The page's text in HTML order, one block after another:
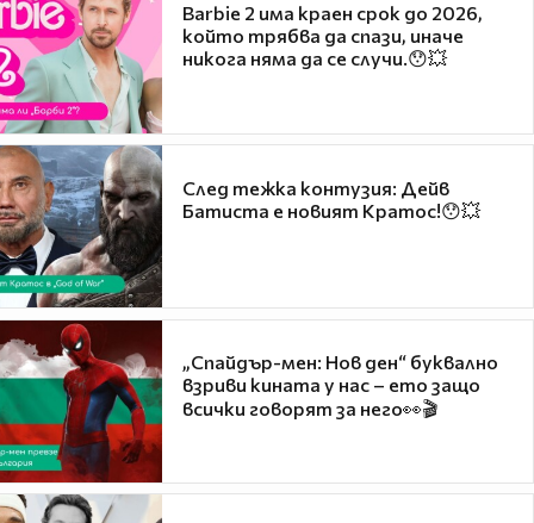
Barbie 2 има краен срок до 2026,
който трябва да спази, иначе
никога няма да се случи.😯💥
След тежка контузия: Дейв
Батиста е новият Кратос!😯💥
„Спайдър-мен: Нов ден“ буквално
взриви кината у нас – ето защо
всички говорят за него👀🎬